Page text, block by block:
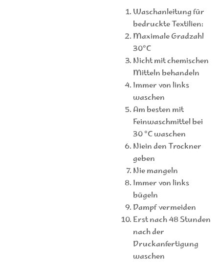
Waschanleitung für
bedruckte Textilien:
Maximale Gradzahl
30°C
Nicht mit chemischen
Mitteln behandeln
Immer von links
waschen
Am besten mit
Feinwaschmittel bei
30 °C waschen
Niein den Trockner
geben
Nie mangeln
Immer von links
bügeln
Dampf vermeiden
Erst nach 48 Stunden
nach der
Druckanfertigung
waschen